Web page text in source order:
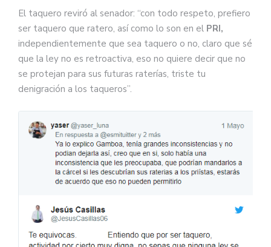
El taquero reviró al senador: “con todo respeto, prefiero
ser taquero que ratero, así como lo son en el PRI,
independientemente que sea taquero o no, claro que sé
que la ley no es retroactiva, eso no quiere decir que no
se protejan para sus futuras raterías, triste tu
denigración a los taqueros”.